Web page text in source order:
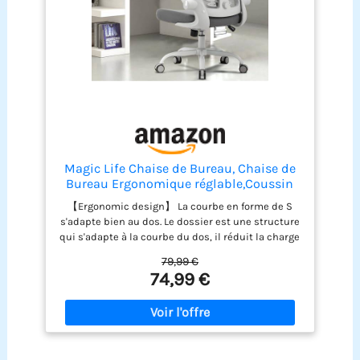
aux instructions claires et aux pièces
numérotées, une seule personne suffit pour
monter cette chaise ergonomique en seulement
15 à 30 minutes, afin de profiter rapidement de
son confort
Magic Life Chaise de Bureau, Chaise de
Bureau Ergonomique réglable,Coussin
d'assise rebondissant, Dossier Haut en
Maille Respirante, accoudoirs en 3D,
Chaise en Maille pour la Maison
【Ergonomic design】 La courbe en forme de S
s'adapte bien au dos. Le dossier est une structure
qui s'adapte à la courbe du dos, il réduit la charge
longues heures de travail.Il favorise un travail et
un repos confortables. 【Support lombaire et
appui-tête amovibles】 Le support lombaire peut
être ajusté d'environ 3cm, et vous pouvez définir
la position la plus adaptée en fonction de vous-
79,99 €
74,99 €